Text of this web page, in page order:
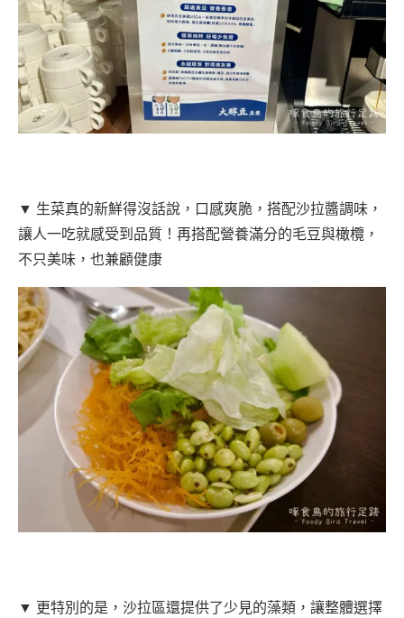
▼ 生菜真的新鮮得沒話說，口感爽脆，搭配沙拉醬調味，
讓人一吃就感受到品質！再搭配營養滿分的毛豆與橄欖，
不只美味，也兼顧健康
▼ 更特別的是，沙拉區還提供了少見的藻類，讓整體選擇